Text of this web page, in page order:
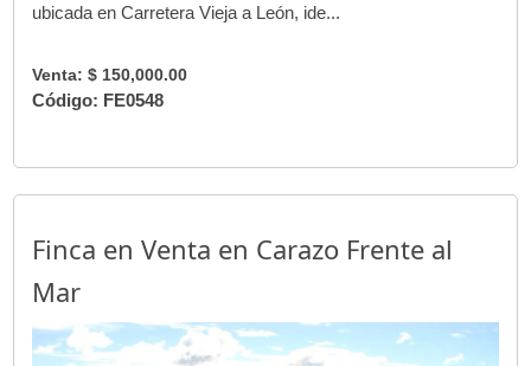
ubicada en Carretera Vieja a León, ide...
Venta: $ 150,000.00
Código: FE0548
Finca en Venta en Carazo Frente al
Mar